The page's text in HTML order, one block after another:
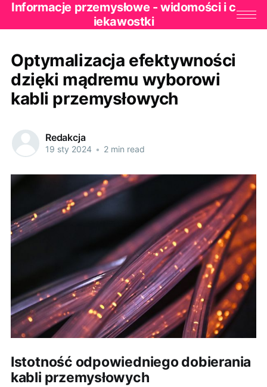
Informacje przemysłowe - widomości i c
iekawostki
Optymalizacja efektywności
dzięki mądremu wyborowi
kabli przemysłowych
Redakcja
19 sty 2024 • 2 min read
Istotność odpowiedniego dobierania
kabli przemysłowych